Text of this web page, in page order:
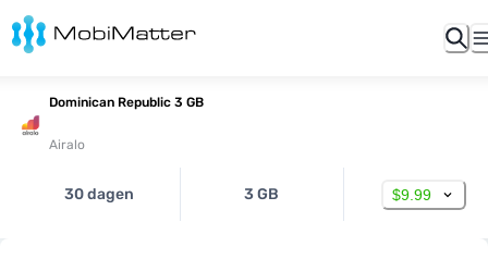
Dominican Republic 3 GB
Airalo
30 dagen 3 GB $9.99